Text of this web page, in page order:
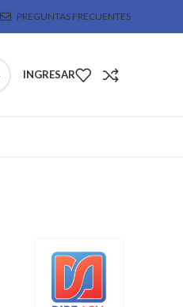
PREGUNTAS FRECUENTES
INGRESAR